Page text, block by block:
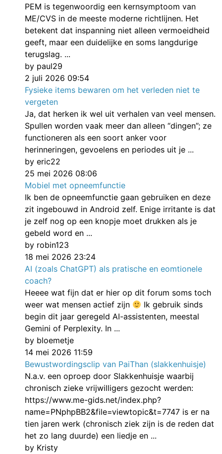
PEM is tegenwoordig een kernsymptoom van
ME/CVS in de meeste moderne richtlijnen. Het
betekent dat inspanning niet alleen vermoeidheid
geeft, maar een duidelijke en soms langdurige
terugslag. ...
by paul29
2 juli 2026 09:54
Fysieke items bewaren om het verleden niet te
vergeten
Ja, dat herken ik wel uit verhalen van veel mensen.
Spullen worden vaak meer dan alleen “dingen”; ze
functioneren als een soort anker voor
herinneringen, gevoelens en periodes uit je ...
by eric22
25 mei 2026 08:06
Mobiel met opneemfunctie
Ik ben de opneemfunctie gaan gebruiken en deze
zit ingebouwd in Android zelf. Enige irritante is dat
je zelf nog op een knopje moet drukken als je
gebeld word en ...
by robin123
18 mei 2026 23:24
AI (zoals ChatGPT) als pratische en eomtionele
coach?
Heeee wat fijn dat er hier op dit forum soms toch
weer wat mensen actief zijn
Ik gebruik sinds
begin dit jaar geregeld AI-assistenten, meestal
Gemini of Perplexity. In ...
by bloemetje
14 mei 2026 11:59
Bewustwordingsclip van PaiThan (slakkenhuisje)
N.a.v. een oproep door Slakkenhuisje waarbij
chronisch zieke vrijwilligers gezocht werden:
https://www.me-gids.net/index.php?
name=PNphpBB2&file=viewtopic&t=7747 is er na
tien jaren werk (chronisch ziek zijn is de reden dat
het zo lang duurde) een liedje en ...
by Kristy